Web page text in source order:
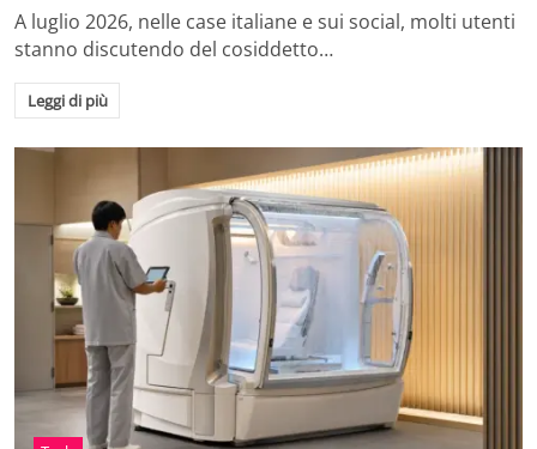
A luglio 2026, nelle case italiane e sui social, molti utenti
stanno discutendo del cosiddetto…
Leggi di più